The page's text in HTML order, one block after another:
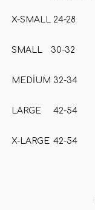
X-SMALL 24-28
SMALL 30-32
MEDIUM 32-34
LARGE 42-54
X-LARGE 42-54